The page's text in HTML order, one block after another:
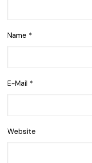
Name *
E-Mail *
Website